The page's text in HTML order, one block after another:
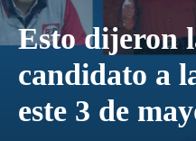
Esto dijeron
candidato a
este 3 de